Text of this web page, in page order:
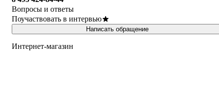
Вопросы и ответы
Поучаствовать в интервью
Написать обращение
Интернет-магазин